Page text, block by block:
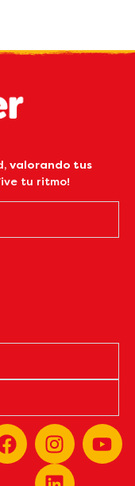
valorando tus
tu ritmo!